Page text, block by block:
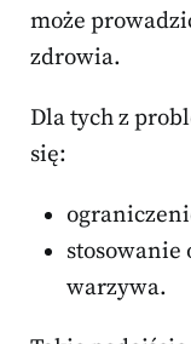
może
zdrowia.
Dla tych z
się:
warzywa.